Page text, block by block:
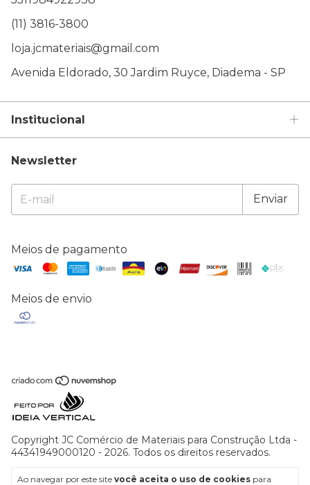
Ao navegar por este site você aceita o uso de cookies para
(11) 3816-3800
loja.jcmateriais@gmail.com
Avenida Eldorado, 30 Jardim Ruyce, Diadema - SP
Institucional
Newsletter
Meios de pagamento
Meios de envio
Copyright JC Comércio de Materiais para Construção Ltda -
44341949000120 - 2026. Todos os direitos reservados.